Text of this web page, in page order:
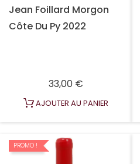
Jean Foillard Morgon
Côte Du Py 2022
33,00 €Prix
AJOUTER AU PANIER
PROMO !